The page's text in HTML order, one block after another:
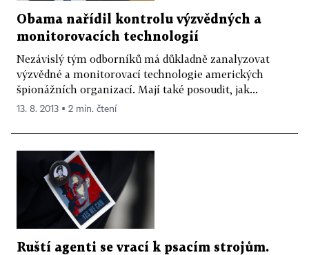
Obama nařídil kontrolu výzvědných a
monitorovacích technologií
Nezávislý tým odborníků má důkladně zanalyzovat
výzvědné a monitorovací technologie amerických
špionážních organizací. Mají také posoudit, jak...
13. 8. 2013 ▪ 2 min. čtení
Ruští agenti se vrací k psacím strojům.